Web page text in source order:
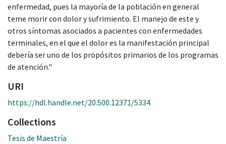
enfermedad, pues la mayoría de la población en general
teme morir con dolor y sufrimiento. El manejo de este y
otros síntomas asociados a pacientes con enfermedades
terminales, en el que el dolor es la manifestación principal
debería ser uno de los propósitos primarios de los programas
de atención."
URI
https://hdl.handle.net/20.500.12371/5334
Collections
Tesis de Maestría